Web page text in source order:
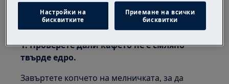
Вградена кафе машина
Решение:
1. Проверете дали кафето не е смляно
твърде едро.
Завъртете копчето на мелничката, за да
Настройки на
бисквитките
Приемане на всички
бисквитки